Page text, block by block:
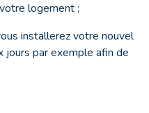
logement ;
installerez votre nouvel
jours par exemple afin de